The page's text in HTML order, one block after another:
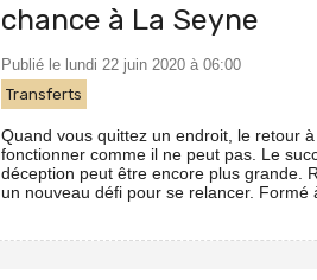
chance à La Seyne
Publié le lundi 22 juin 2020 à 06:00
Transferts
Quand vous quittez un endroit, le retour
fonctionner comme il ne peut pas. Le
déception peut être encore plus grande.
un nouveau défi pour se relancer. Formé